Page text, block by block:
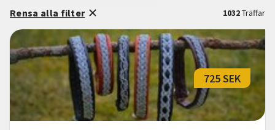
1032Träffar
Rensa alla filter
725 SEK